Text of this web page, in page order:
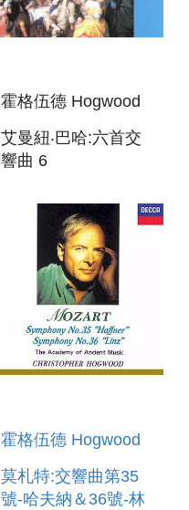
霍格伍德 Hogwood
艾曼紐‧巴哈:六首交
響曲 6
霍格伍德 Hogwood
莫札特:交響曲第35
號-哈夫納＆36號-林